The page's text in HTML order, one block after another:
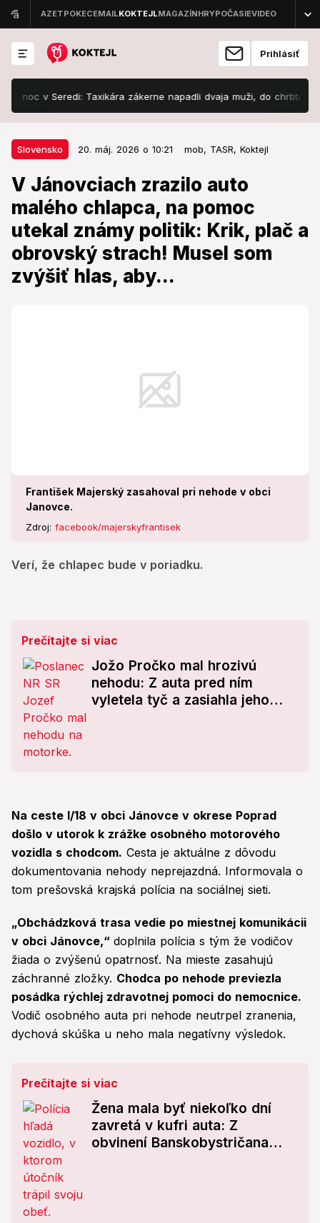
Prihlásiť
v Seredi: Taxikára zákerne napadli dvaja muži, do chrbta mu mali
Slovensko 20. máj. 2026 o 10:21 mob, TASR, Koktejl
V Jánovciach zrazilo auto
malého chlapca, na pomoc
utekal známy politik: Krik, plač a
obrovský strach! Musel som
zvýšiť hlas, aby...
František Majerský zasahoval pri nehode v obci
Janovce.
Zdroj: facebook/majerskyfrantisek
Verí, že chlapec bude v poriadku.
Slovensko 20. máj. 2026 o 10:21
V Jánovciach zrazilo auto malého
chlapca, na pomoc utekal známy
politik: Krik, plač a obrovský
strach! Musel som zvýšiť hlas,
aby...
Verí, že chlapec bude v poriadku.
Prečítajte si viac
Jožo Pročko mal hrozivú
nehodu: Z auta pred ním
vyletela tyč a zasiahla jeho
Na ceste I/18 v obci Jánovce v okrese Poprad
došlo v utorok k zrážke osobného motorového
vozidla s chodcom. Cesta je aktuálne z dôvodu
dokumentovania nehody neprejazdná. Informovala o
tom prešovská krajská polícia na sociálnej sieti.
„Obchádzková trasa vedie po miestnej komunikácii
v obci Jánovce,“ doplnila polícia s tým že vodičov
žiada o zvýšenú opatrnosť. Na mieste zasahujú
záchranné zložky. Chodca po nehode previezla
posádka rýchlej zdravotnej pomoci do nemocnice.
Vodič osobného auta pri nehode neutrpel zranenia,
dychová skúška u neho mala negatívny výsledok.
Prečítajte si viac
Žena mala byť niekoľko dní
zavretá v kufri auta: Z
obvinení Banskobystričana